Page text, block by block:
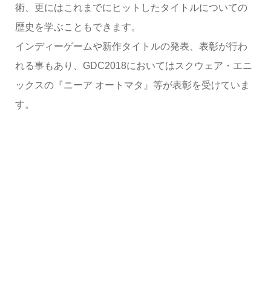
術、更にはこれまでにヒットしたタイトルについての
歴史を学ぶこともできます。
インディーゲームや新作タイトルの発表、表彰が行わ
れる事もあり、GDC2018においてはスクウェア・エニ
ックスの『ニーア オートマタ』等が表彰を受けていま
す。